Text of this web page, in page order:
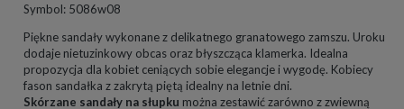
Symbol: 5086w08
Piękne sandały wykonane z delikatnego granatowego zamszu. Uroku
dodaje nietuzinkowy obcas oraz błyszcząca klamerka. Idealna
propozycja dla kobiet ceniących sobie elegancje i wygodę. Kobiecy
fason sandałka z zakrytą piętą idealny na letnie dni.
Skórzane sandały na słupku można zestawić zarówno z zwiewną